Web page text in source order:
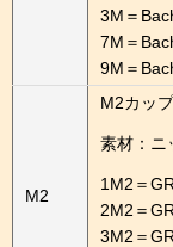
3M＝
7M＝
9M＝
M2
M2カッ
素材：ニ
1M2＝
2M2＝
3M2＝